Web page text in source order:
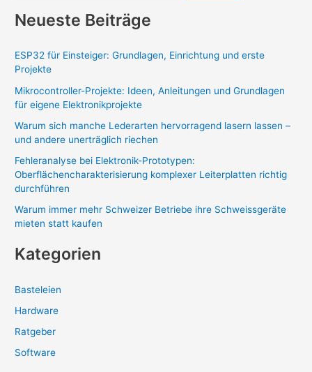
Neueste Beiträge
ESP32 für Einsteiger: Grundlagen, Einrichtung und erste
Projekte
Mikrocontroller-Projekte: Ideen, Anleitungen und Grundlagen
für eigene Elektronikprojekte
Warum sich manche Lederarten hervorragend lasern lassen –
und andere unerträglich riechen
Fehleranalyse bei Elektronik-Prototypen:
Oberflächencharakterisierung komplexer Leiterplatten richtig
durchführen
Warum immer mehr Schweizer Betriebe ihre Schweissgeräte
mieten statt kaufen
Kategorien
Basteleien
Hardware
Ratgeber
Software